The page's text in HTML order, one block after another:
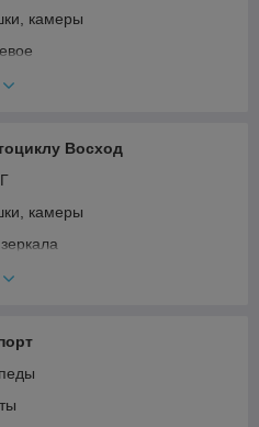
камеры
и карбюратор
вариатор, цепи)
и зажигание
Восход
камеры
подшипники
и карбюратор
вариатор, цепи)